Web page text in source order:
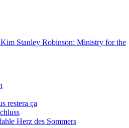
Stanley Robinson: Ministry for the
restera ça
Herz des Sommers